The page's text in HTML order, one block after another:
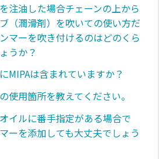
注油した場合チェーンの上から
（潤滑剤）を吹いての使い方だ
マーを吹き付けるのはどのくら
うか？
MIPAは含まれていますか？
使用箇所を教えてください。
イルに番手指定がある場合で
ーを添加しても大丈夫でしょう